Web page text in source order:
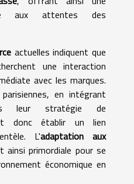
aux attentes des
actuelles indiquent que
une interaction
avec les marques.
en intégrant
leur stratégie de
donc établir un lien
L'adaptation aux
primordiale pour se
économique en